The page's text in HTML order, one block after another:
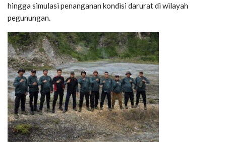
hingga simulasi penanganan kondisi darurat di wilayah
pegunungan.